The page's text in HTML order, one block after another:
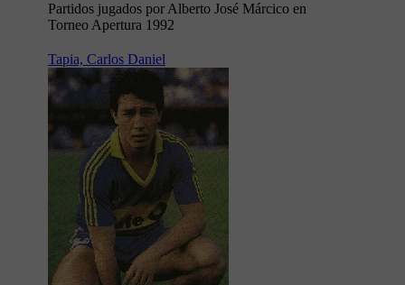
Partidos jugados por Alberto José Márcico en
Torneo Apertura 1992
Tapia, Carlos Daniel